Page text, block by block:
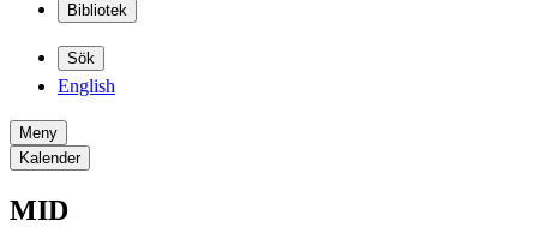
Bibliotek
Sök
English
Meny
Kalender
MID